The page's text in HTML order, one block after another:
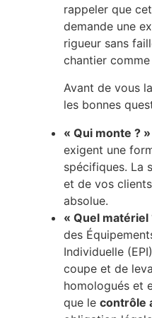
rappeler que
demande une
rigueur sans
chantier
Avant de vous
les bonnes
« Qui monte ? »
exigent une
spécifiques. La
et de vos
absolue.
« Quel matériel
des
Individuelle
coupe et de
homologués et
que le contrôle